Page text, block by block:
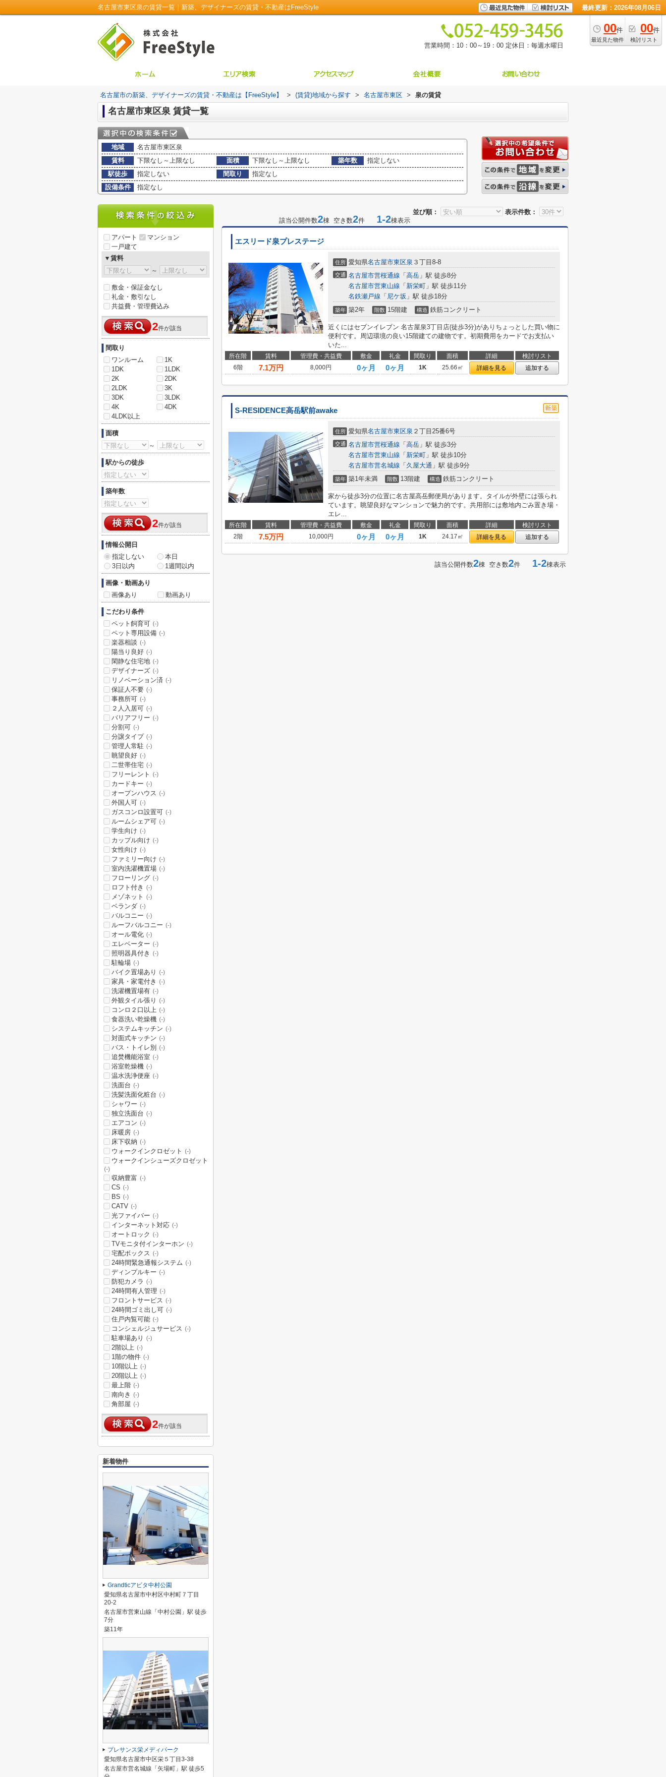
名古屋市東区泉の賃貸一覧｜新築、デザイナーズの賃貸・不動産はFreeStyle 最終更新：2026年08月06日
00件
最近見た物件
00件
検討リスト
営業時間：10：00～19：00 定休日：毎週水曜日
名古屋市の新築、デザイナーズの賃貸・不動産は【FreeStyle】 > (賃貸)地域から探す > 名古屋市東区 > 泉の賃貸
名古屋市東区泉 賃貸一覧
地域
名古屋市東区泉
賃料
下限なし～上限なし 面積 下限なし～上限なし 築年数
指定しない
駅徒歩
指定しない 間取り
指定なし
設備条件
指定なし
並び順：
表示件数：
該当公開件数2棟 空き数2件 1-2棟表示
エスリード泉プレステージ
住所 愛知県名古屋市東区泉 ３丁目8-8
交通 名古屋市営桜通線 「 高岳 」駅 徒歩8分
名古屋市営東山線 「 新栄町 」駅 徒歩11分
名鉄瀬戸線 「 尼ケ坂 」駅 徒歩18分
築年 築2年 階数 15階建 構造 鉄筋コンクリート
近くにはセブンイレブン 名古屋泉3丁目店(徒歩3分)がありちょっとした買い物に
便利です。周辺環境の良い15階建ての建物です。初期費用をカードでお支払い
いた...
所在階 賃料 管理費・共益費 敷金 礼金 間取り 面積 詳細
検討リスト
6階
7.1万円 8,000円 0ヶ月 0ヶ月 1K 25.66㎡ 詳細を見る 追加する
S-RESIDENCE高岳駅前awake
住所 愛知県名古屋市東区泉 ２丁目25番6号
交通 名古屋市営桜通線 「 高岳 」駅 徒歩3分
名古屋市営東山線 「 新栄町 」駅 徒歩10分
名古屋市営名城線 「 久屋大通 」駅 徒歩9分
築年 築1年未満 階数 13階建 構造 鉄筋コンクリート
家から徒歩3分の位置に名古屋高岳郵便局があります。タイルが外壁には張られ
ています。眺望良好なマンションで魅力的です。共用部には敷地内ごみ置き場・
エレ...
所在階 賃料 管理費・共益費 敷金 礼金 間取り 面積 詳細
検討リスト
2階
7.5万円 10,000円 0ヶ月 0ヶ月 1K 24.17㎡ 詳細を見る 追加する
該当公開件数2棟 空き数2件 1-2棟表示
アパート
マンション
一戸建て
▼賃料
～
敷金・保証金なし
礼金・敷引なし
共益費・管理費込み
2件が該当
間取り
ワンルーム
1K
1DK
1LDK
2K
2DK
2LDK
3K
3DK
3LDK
4K
4DK
4LDK以上
面積
～
駅からの徒歩
築年数
2件が該当
情報公開日
指定しない
本日
3日以内
1週間以内
画像・動画あり
画像あり
動画あり
こだわり条件
ペット飼育可 (-)
ペット専用設備 (-)
楽器相談 (-)
陽当り良好 (-)
閑静な住宅地 (-)
デザイナーズ (-)
リノベーション済 (-)
保証人不要 (-)
事務所可 (-)
２人入居可 (-)
バリアフリー (-)
分割可 (-)
分譲タイプ (-)
管理人常駐 (-)
眺望良好 (-)
二世帯住宅 (-)
フリーレント (-)
カードキー (-)
オープンハウス (-)
外国人可 (-)
ガスコンロ設置可 (-)
ルームシェア可 (-)
学生向け (-)
カップル向け (-)
女性向け (-)
ファミリー向け (-)
室内洗濯機置場 (-)
フローリング (-)
ロフト付き (-)
メゾネット (-)
ベランダ (-)
バルコニー (-)
ルーフバルコニー (-)
オール電化 (-)
エレベーター (-)
照明器具付き (-)
駐輪場 (-)
バイク置場あり (-)
家具・家電付き (-)
洗濯機置場有 (-)
外観タイル張り (-)
コンロ２口以上 (-)
食器洗い乾燥機 (-)
システムキッチン (-)
対面式キッチン (-)
バス・トイレ別 (-)
追焚機能浴室 (-)
浴室乾燥機 (-)
温水洗浄便座 (-)
洗面台 (-)
洗髪洗面化粧台 (-)
シャワー (-)
独立洗面台 (-)
エアコン (-)
床暖房 (-)
床下収納 (-)
ウォークインクロゼット (-)
ウォークインシューズクロゼット
(-)
収納豊富 (-)
CS (-)
BS (-)
CATV (-)
光ファイバー (-)
インターネット対応 (-)
オートロック (-)
TVモニタ付インターホン (-)
宅配ボックス (-)
24時間緊急通報システム (-)
ディンプルキー (-)
防犯カメラ (-)
24時間有人管理 (-)
フロントサービス (-)
24時間ゴミ出し可 (-)
住戸内覧可能 (-)
コンシェルジュサービス (-)
駐車場あり (-)
2階以上 (-)
1階の物件 (-)
10階以上 (-)
20階以上 (-)
最上階 (-)
南向き (-)
角部屋 (-)
2件が該当
新着物件
Grandticアビタ中村公園
愛知県名古屋市中村区中村町７丁目
20-2
名古屋市営東山線「中村公園」駅 徒歩
7分
築11年
プレサンス栄メディパーク
愛知県名古屋市中区栄５丁目3-38
名古屋市営名城線「矢場町」駅 徒歩5